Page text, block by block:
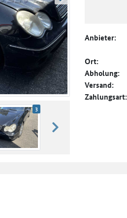
3
weiter blättern
Anbieter:
Ort:
Abholung:
Versand:
Zahlungsart: